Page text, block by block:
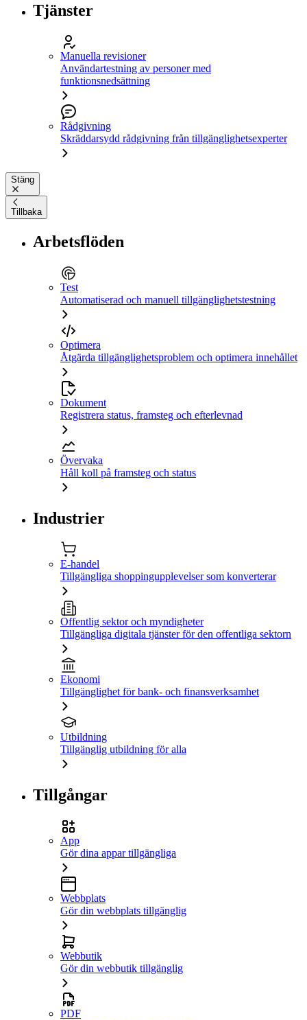
Tjänster
Manuella revisioner
Användartestning av personer med
funktionsnedsättning
Rådgivning
Skräddarsydd rådgivning från tillgänglighetsexperter
Stäng
Tillbaka
Arbetsflöden
Test
Automatiserad och manuell tillgänglighetstestning
Optimera
Åtgärda tillgänglighetsproblem och optimera innehållet
Dokument
Registrera status, framsteg och efterlevnad
Övervaka
Håll koll på framsteg och status
Industrier
E-handel
Tillgängliga shoppingupplevelser som konverterar
Offentlig sektor och myndigheter
Tillgängliga digitala tjänster för den offentliga sektorn
Ekonomi
Tillgänglighet för bank- och finansverksamhet
Utbildning
Tillgänglig utbildning för alla
Tillgångar
App
Gör dina appar tillgängliga
Webbplats
Gör din webbplats tillgänglig
Webbutik
Gör din webbutik tillgänglig
PDF